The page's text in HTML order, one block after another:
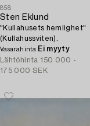
858
Sten Eklund
"Kullahusets hemlighet"
(Kullahussviten).
Vasarahinta Ei myyty
Lähtöhinta 150 000 -
175 000 SEK